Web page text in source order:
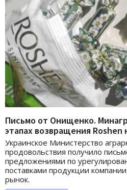
Письмо от Онищенко.
этапах возвращения Roshen
Украинское Министерство
продовольствия получило
предложениями по
поставками продукции
рынок.